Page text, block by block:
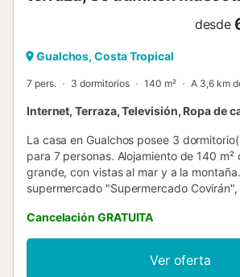
desde
Gualchos, Costa Tropical
7 pers. 3 dormitorios 140 m² A 3,6 km
Internet, Terraza, Televisión, Ropa de
La casa en Gualchos posee 3
para 7 personas. Alojamiento de 140
grande, con vistas al mar y a la
supermercado "Supermercado
"Playa de la Rijana", 100 km de la pista
Nevada", 100 km del aeropuerto
Internacional de Málaga" y está ubicado
tranquila y rural. Dispone de mobiliario
Cancelación GRATUITA
Ver oferta